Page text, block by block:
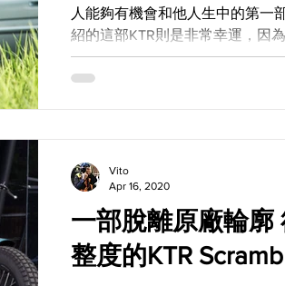
人能夠有機會和他人生中的第一
紹的這部KTR則是非常幸運，因
年後浴火重生，更被注入了全新
路邁進！...
一部脫離原廠輪廓 卻又具備高完
整度的KTR
Vito
Apr 16, 2020